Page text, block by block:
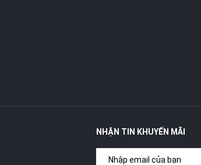
NHẬN TIN KHUYẾN MÃI